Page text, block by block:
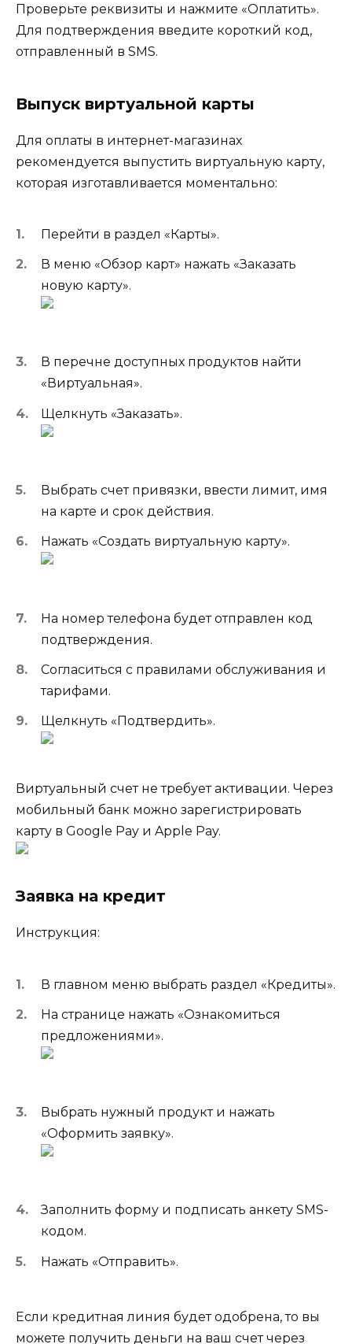
Проверьте реквизиты и нажмите «Оплатить».
Для подтверждения введите короткий код,
отправленный в SMS.
Выпуск виртуальной карты
Для оплаты в интернет-магазинах
рекомендуется выпустить виртуальную карту,
которая изготавливается моментально:
Перейти в раздел «Карты».
В меню «Обзор карт» нажать «Заказать
новую карту».
В перечне доступных продуктов найти
«Виртуальная».
Щелкнуть «Заказать».
Выбрать счет привязки, ввести лимит, имя
на карте и срок действия.
Нажать «Создать виртуальную карту».
На номер телефона будет отправлен код
подтверждения.
Согласиться с правилами обслуживания и
тарифами.
Щелкнуть «Подтвердить».
Виртуальный счет не требует активации. Через
мобильный банк можно зарегистрировать
карту в Google Pay и Apple Pay.
Заявка на кредит
Инструкция:
В главном меню выбрать раздел «Кредиты».
На странице нажать «Ознакомиться
предложениями».
Выбрать нужный продукт и нажать
«Оформить заявку».
Заполнить форму и подписать анкету SMS-
кодом.
Нажать «Отправить».
Если кредитная линия будет одобрена, то вы
можете получить деньги на ваш счет через